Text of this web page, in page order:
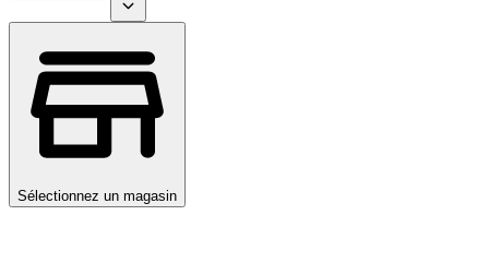
Sélectionnez un magasin